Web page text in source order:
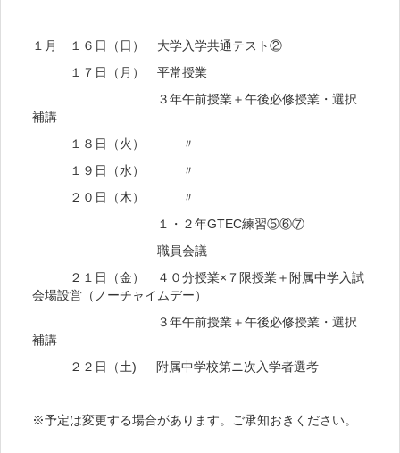
１月 １６日（日） 大学入学共通テスト②
１７日（月） 平常授業
３年午前授業＋午後必修授業・選択
補講
１８日（火） 〃
１９日（水） 〃
２０日（木） 〃
１・２年GTEC練習⑤⑥⑦
職員会議
２１日（金） ４０分授業×７限授業＋附属中学入試
会場設営（ノーチャイムデー）
３年午前授業＋午後必修授業・選択
補講
２２日（土) 附属中学校第ニ次入学者選考
※予定は変更する場合があります。ご承知おきください。